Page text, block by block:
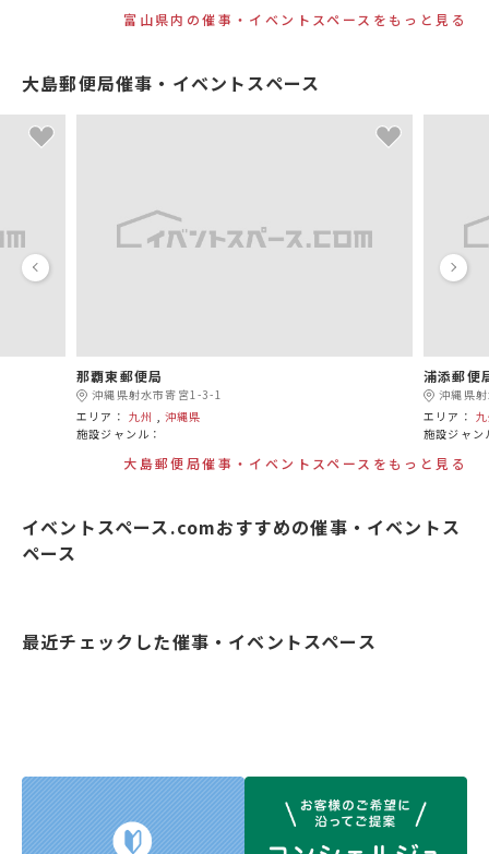
富山県内の催事・イベントスペースをもっと見る
大島郵便局催事・イベントスペース
那覇東郵便局
沖縄県射水市寄宮1-3-1
エリア： 九州 ,沖縄県
施設ジャンル：
浦添郵便
沖縄県
エリア：
施設ジャン
大島郵便局催事・イベントスペースをもっと見る
イベントスペース.comおすすめの催事・イベントス
ペース
最近チェックした催事・イベントスペース